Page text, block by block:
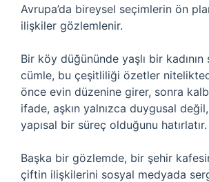
Avrupa’da bireysel seçimlerin ön
ilişkiler gözlemlenir.
Bir köy düğününde yaşlı bir
cümle, bu çeşitliliği özetler
önce evin düzenine girer, sonra
ifade, aşkın yalnızca duygusal
yapısal bir süreç olduğunu hatırlatır.
Başka bir gözlemde, bir şehir
çiftin ilişkilerini sosyal medyada